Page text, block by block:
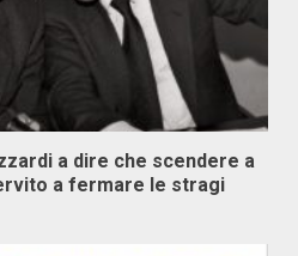
a dire che scendere a
a fermare le stragi